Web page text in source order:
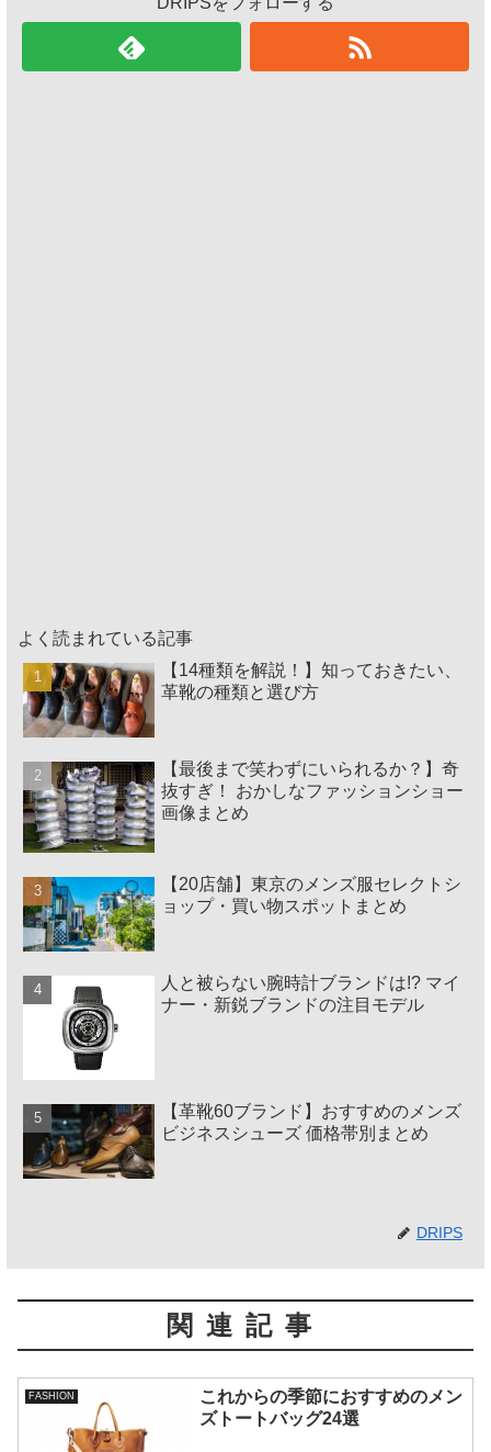
よく読まれている記事
【14種類を解説！】知っておきたい、
革靴の種類と選び方
【最後まで笑わずにいられるか？】奇
抜すぎ！ おかしなファッションショー
画像まとめ
【20店舗】東京のメンズ服セレクトシ
ョップ・買い物スポットまとめ
人と被らない腕時計ブランドは!? マイ
ナー・新鋭ブランドの注目モデル
【革靴60ブランド】おすすめのメンズ
ビジネスシューズ 価格帯別まとめ
DRIPS
関連記事
FASHION
これからの季節におすすめのメン
ズトートバッグ24選